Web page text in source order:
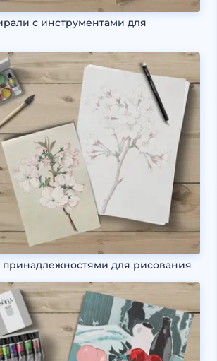
с инструментами для
принадлежностями для рисования